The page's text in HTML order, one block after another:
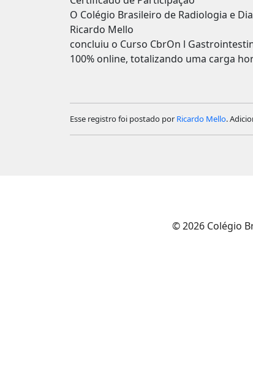
O Colégio Brasileiro de Radiologia e
Ricardo Mello
concluiu o Curso CbrOn l
100% online, totalizando uma carga
Esse registro foi postado por Ricardo Mello.
© 2026 Colégio